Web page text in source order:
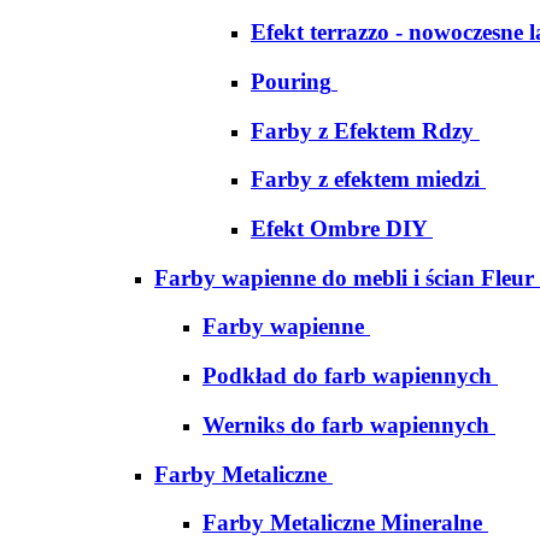
Efekt terrazzo - nowoczesne
Pouring
Farby z Efektem Rdzy
Farby z efektem miedzi
Efekt Ombre DIY
Farby wapienne do mebli i ścian Fleur
Farby wapienne
Podkład do farb wapiennych
Werniks do farb wapiennych
Farby Metaliczne
Farby Metaliczne Mineralne